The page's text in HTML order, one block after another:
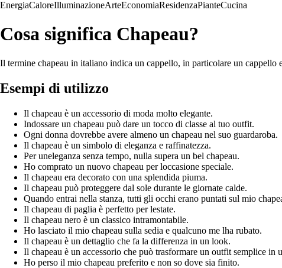
EnergiaCaloreIlluminazioneArteEconomiaResidenzaPianteCucina
Cosa significa Chapeau?
Il termine chapeau in italiano indica un cappello, in particolare un
Esempi di utilizzo
Il chapeau è un accessorio di moda molto elegante.
Indossare un chapeau può dare un tocco di classe al tuo outfit.
Ogni donna dovrebbe avere almeno un chapeau nel suo guardaroba.
Il chapeau è un simbolo di eleganza e raffinatezza.
Per uneleganza senza tempo, nulla supera un bel chapeau.
Ho comprato un nuovo chapeau per loccasione speciale.
Il chapeau era decorato con una splendida piuma.
Il chapeau può proteggere dal sole durante le giornate calde.
Quando entrai nella stanza, tutti gli occhi erano puntati sul mio
Il chapeau di paglia è perfetto per lestate.
Il chapeau nero è un classico intramontabile.
Ho lasciato il mio chapeau sulla sedia e qualcuno me lha rubato.
Il chapeau è un dettaglio che fa la differenza in un look.
Il chapeau è un accessorio che può trasformare un outfit semplice in
Ho perso il mio chapeau preferito e non so dove sia finito.